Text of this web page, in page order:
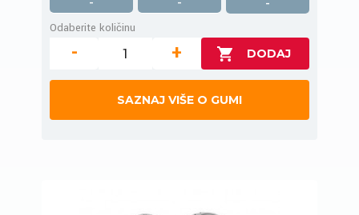
- -
-
Odaberite količinu
- +
SAZNAJ VIŠE O GUMI